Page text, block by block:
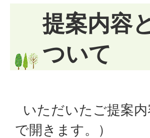
提案内容
ついて
いただいたご提案
で開きます。）